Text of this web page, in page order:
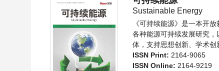
Sustainable Energy
《可持续能源》是一本开
各种能源可持续发展研究
体，支持思想创新、学术创
并关注能源发展的人员提供
ISSN Print: 2164-9065
ISSN Online: 2164-9219